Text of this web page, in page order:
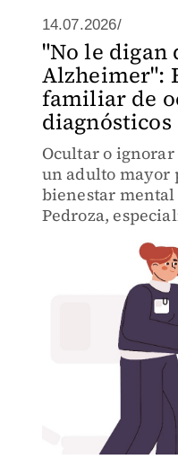
14.07.2026/
"No le digan
Alzheimer":
familiar de
diagnósticos
Ocultar o
un adulto mayor
bienestar
Pedroza,